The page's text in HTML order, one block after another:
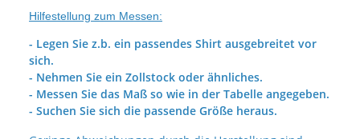
Hilfestellung zum Messen:
- Legen Sie z.b. ein passendes Shirt ausgebreitet vor
sich.
- Nehmen Sie ein Zollstock oder ähnliches.
- Messen Sie das Maß so wie in der Tabelle angegeben.
- Suchen Sie sich die passende Größe heraus.